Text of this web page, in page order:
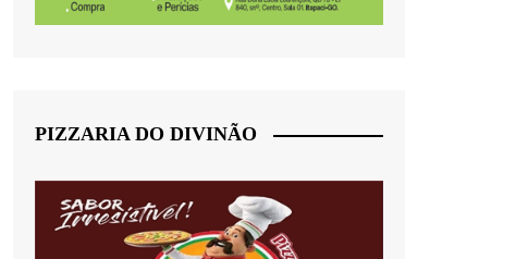
PIZZARIA DO DIVINÃO